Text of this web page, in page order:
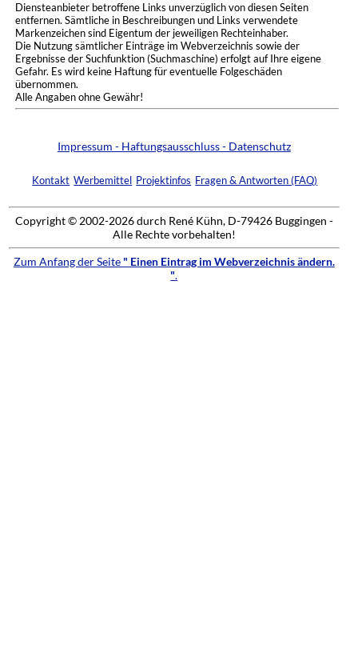
Diensteanbieter betroffene Links unverzüglich von diesen Seiten
entfernen. Sämtliche in Beschreibungen und Links verwendete
Markenzeichen sind Eigentum der jeweiligen Rechteinhaber.
Die Nutzung sämtlicher Einträge im Webverzeichnis sowie der
Ergebnisse der Suchfunktion (Suchmaschine) erfolgt auf Ihre eigene
Gefahr. Es wird keine Haftung für eventuelle Folgeschäden
übernommen.
Alle Angaben ohne Gewähr!
Impressum - Haftungsausschluss - Datenschutz
Kontakt Werbemittel Projektinfos Fragen & Antworten (FAQ)
Copyright © 2002-2026 durch René Kühn, D-79426 Buggingen -
Alle Rechte vorbehalten!
Zum Anfang der Seite " Einen Eintrag im Webverzeichnis ändern.
".